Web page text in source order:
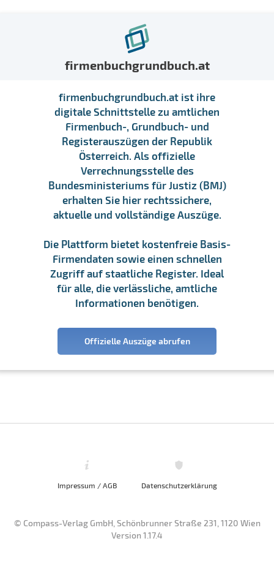
firmenbuchgrundbuch.at
firmenbuchgrundbuch.at ist ihre
digitale Schnittstelle zu amtlichen
Firmenbuch-, Grundbuch- und
Registerauszügen der Republik
Österreich. Als offizielle
Verrechnungsstelle des
Bundesministeriums für Justiz (BMJ)
erhalten Sie hier rechtssichere,
aktuelle und vollständige Auszüge.
Die Plattform bietet kostenfreie Basis-
Firmendaten sowie einen schnellen
Zugriff auf staatliche Register. Ideal
für alle, die verlässliche, amtliche
Informationen benötigen.
Offizielle Auszüge abrufen
Impressum / AGB Datenschutzerklärung
© Compass-Verlag GmbH, Schönbrunner Straße 231, 1120 Wien
Version 1.17.4